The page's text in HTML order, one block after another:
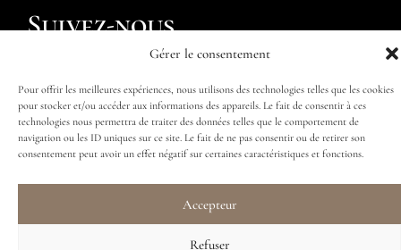
Gérer le consentement
Pour offrir les meilleures expériences, nous utilisons des technologies telles que les cookies
pour stocker et/ou accéder aux informations des appareils. Le fait de consentir à ces
technologies nous permettra de traiter des données telles que le comportement de
navigation ou les ID uniques sur ce site. Le fait de ne pas consentir ou de retirer son
consentement peut avoir un effet négatif sur certaines caractéristiques et fonctions.
Accepteur
Refuser
Suivez-nous